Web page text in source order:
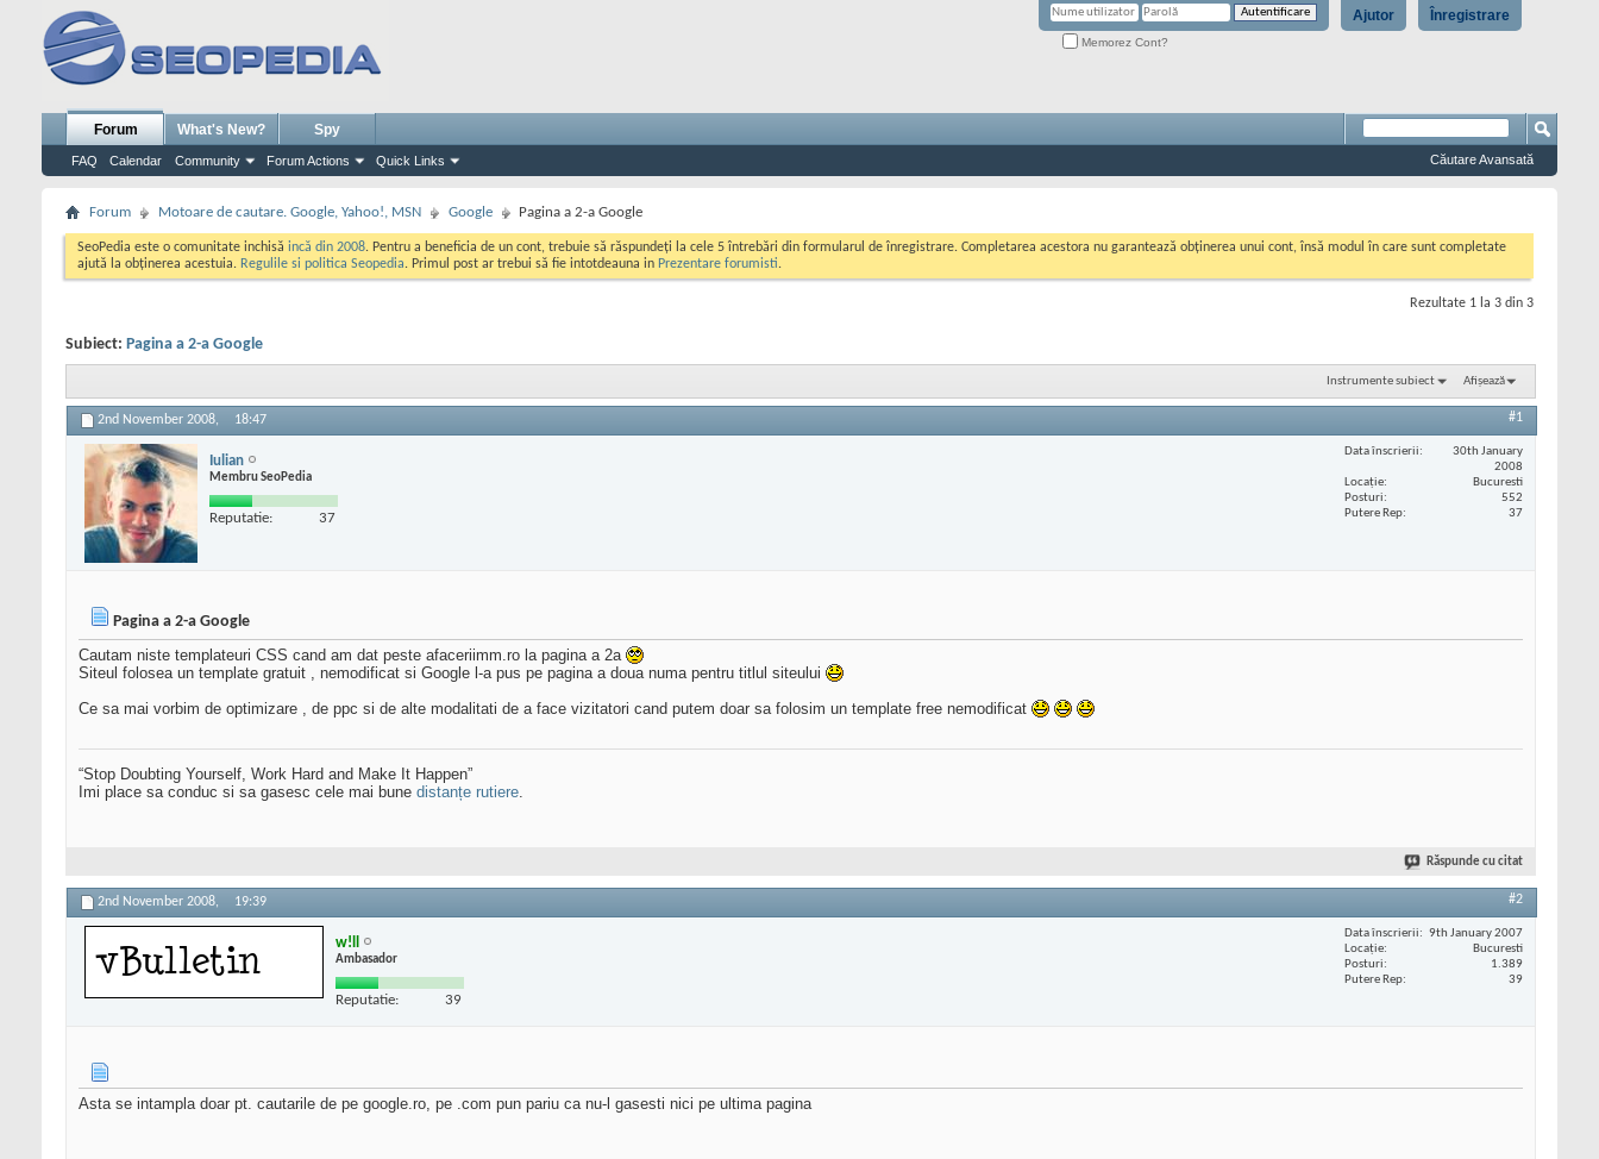
Înregistrare
Ajutor
Memorez Cont?
Forum
FAQ Calendar Community Forum Actions Quick Links
What's New? Spy
Căutare Avansată
Forum Motoare de cautare. Google, Yahoo!, MSN Google Pagina a 2-a Google
SeoPedia este o comunitate inchisă incă din 2008. Pentru a beneficia de un cont, trebuie să răspundeți la cele 5 întrebări din formularul de înregistrare. Completarea acestora nu garantează obținerea unui cont, însă modul în care sunt completate
ajută la obținerea acestuia. Regulile si politica Seopedia. Primul post ar trebui să fie intotdeauna in Prezentare forumisti.
Rezultate 1 la 3 din 3
Subiect: Pagina a 2-a Google
Instrumente subiect Afișează
2nd November 2008, 18:47 #1
Iulian
Membru SeoPedia
Reputatie: 37
Data înscrierii
30th January
2008
Locaţie
Bucuresti
Posturi
552
Putere Rep
37
Pagina a 2-a Google
Cautam niste templateuri CSS cand am dat peste afaceriimm.ro la pagina a 2a
Siteul folosea un template gratuit , nemodificat si Google l-a pus pe pagina a doua numa pentru titlul siteului
Ce sa mai vorbim de optimizare , de ppc si de alte modalitati de a face vizitatori cand putem doar sa folosim un template free nemodificat
“Stop Doubting Yourself, Work Hard and Make It Happen”
Imi place sa conduc si sa gasesc cele mai bune distanțe rutiere.
Răspunde cu citat
2nd November 2008, 19:39 #2
w!ll
Ambasador
Reputatie: 39
Data înscrierii
9th January 2007
Locaţie
Bucuresti
Posturi
1.389
Putere Rep
39
Asta se intampla doar pt. cautarile de pe google.ro, pe .com pun pariu ca nu-l gasesti nici pe ultima pagina